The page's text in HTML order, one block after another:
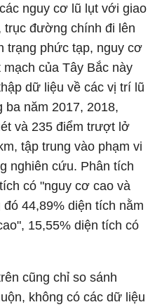
nguy cơ lũ lụt với giao
trục đường chính đi lên
trạng phức tạp, nguy cơ
của Tây Bắc này
dữ liệu về các vị trí lũ
năm 2017, 2018,
và 235 điểm trượt lở
tập trung vào phạm vi
nghiên cứu. Phân tích
có "nguy cơ cao và
44,89% diện tích nằm
15,55% diện tích có
cũng chỉ so sánh
không có các dữ liệu